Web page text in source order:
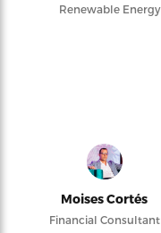
Renewable Energy
Moises Cortés
Financial Consultant